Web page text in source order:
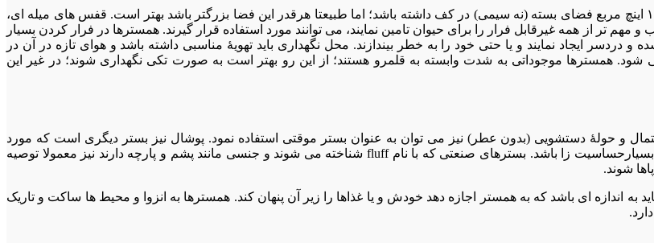
ظرفیت محل نگهداری یا قفس همستر باید حداقل ۱۵ تا ۲۰ گالن بوده و حداقل ۱۵۰ اینچ مربع فضای بسته (نه سیمی) در کف داشته باشد؛ اما طبیعتا هرقدر این فضا بزرگتر باشد بهتر است. قفس های میله ای،
تر از همه غیرقابل فرار را برای حیوان تامین نمایند، می توانند مورد استفاده قرار گیرند. همسترها در فرار کردن بسیار
ایجاد نمایند و یا حتی خود را به خطر بیندازند. محل نگهداری باید تهویۀ مناسبی داشته باشد و هوای تازه در آن در
همسترها موجوداتی به شدت وابسته به قلمرو هستند؛ از این رو بهتر است به صورت تکی نگهداری شوند؛ در غیر این
و حولۀ دستشویی (بدون عطر) نیز می توان به عنوان بستر موقتی استفاده نمود. پوشال نیز بستر دیگری است که مورد
استفاده قرار می گیرد، اما به دلیل دارا بودن مواد معطر می تواند برای همسترها بسیارحساسیت زا باشد. بسترهای صنعتی که با نام fluff شناخته می شوند و جنسی مانند پشم و پارچه دارند نیز معمولا توصیه
شوند.
گردد. همچنین عمق آن باید به اندازه ای باشد که به همستر اجازه دهد خودش و یا غذاها را زیر آن پنهان کند. همسترها به انزوا و محیط ها ساکت و تاریک